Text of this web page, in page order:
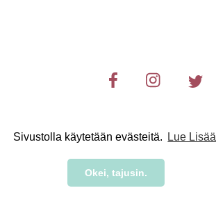
Sivustolla käytetään evästeitä. Lue Lisää
Okei, tajusin.